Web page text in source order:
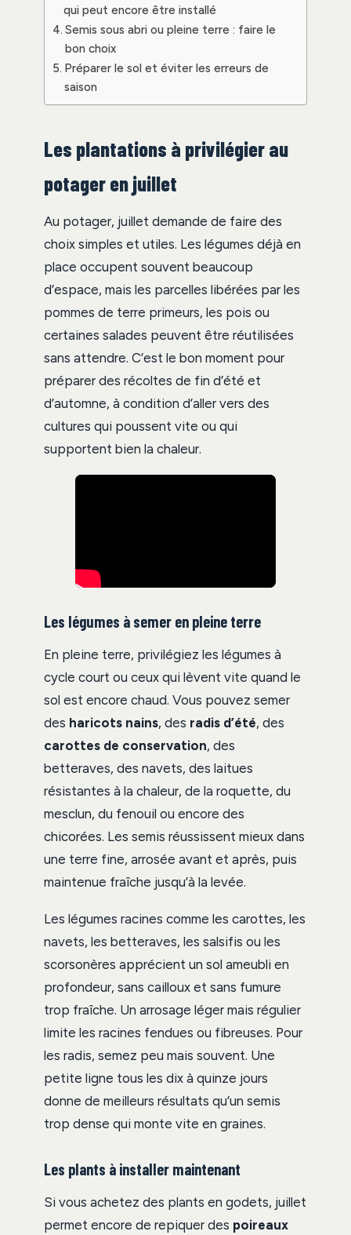
qui peut encore être installé
Semis sous abri ou pleine terre : faire le
bon choix
Préparer le sol et éviter les erreurs de
saison
Les plantations à privilégier au
potager en juillet
Au potager, juillet demande de faire des
choix simples et utiles. Les légumes déjà en
place occupent souvent beaucoup
d’espace, mais les parcelles libérées par les
pommes de terre primeurs, les pois ou
certaines salades peuvent être réutilisées
sans attendre. C’est le bon moment pour
préparer des récoltes de fin d’été et
d’automne, à condition d’aller vers des
cultures qui poussent vite ou qui
supportent bien la chaleur.
Les légumes à semer en pleine terre
En pleine terre, privilégiez les légumes à
cycle court ou ceux qui lèvent vite quand le
sol est encore chaud. Vous pouvez semer
des haricots nains, des radis d’été, des
carottes de conservation, des
betteraves, des navets, des laitues
résistantes à la chaleur, de la roquette, du
mesclun, du fenouil ou encore des
chicorées. Les semis réussissent mieux dans
une terre fine, arrosée avant et après, puis
maintenue fraîche jusqu’à la levée.
Les légumes racines comme les carottes, les
navets, les betteraves, les salsifis ou les
scorsonères apprécient un sol ameubli en
profondeur, sans cailloux et sans fumure
trop fraîche. Un arrosage léger mais régulier
limite les racines fendues ou fibreuses. Pour
les radis, semez peu mais souvent. Une
petite ligne tous les dix à quinze jours
donne de meilleurs résultats qu’un semis
trop dense qui monte vite en graines.
Les plants à installer maintenant
Si vous achetez des plants en godets, juillet
permet encore de repiquer des poireaux